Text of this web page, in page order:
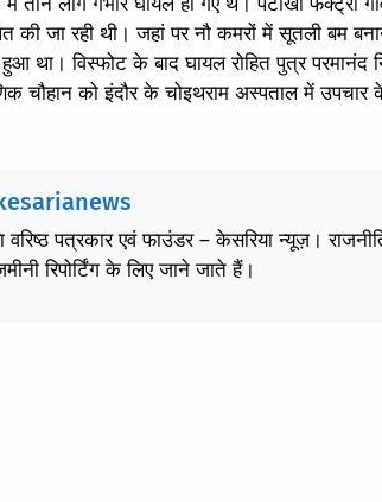
की जा रही थी। जहां पर नौ कमरों में सूतली बम
विस्फोट के बाद घायल रोहित पुत्र परमानंद
चौहान को इंदौर के चोइथराम अस्पताल में
वरिष्ठ पत्रकार एवं फाउंडर – केसरिया न्यूज़।
रिपोर्टिंग के लिए जाने जाते हैं।